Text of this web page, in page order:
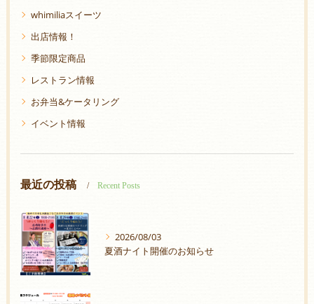
whimiliaスイーツ
出店情報！
季節限定商品
レストラン情報
お弁当&ケータリング
イベント情報
最近の投稿 Recent Posts
2026/08/03
夏酒ナイト開催のお知らせ